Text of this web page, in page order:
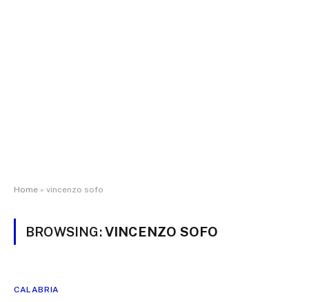
Home » vincenzo sofo
BROWSING:VINCENZO SOFO
CALABRIA